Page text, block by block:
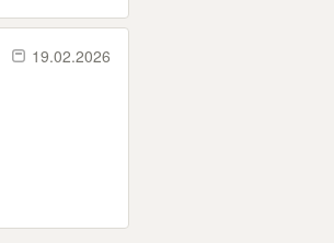
19.02.2026